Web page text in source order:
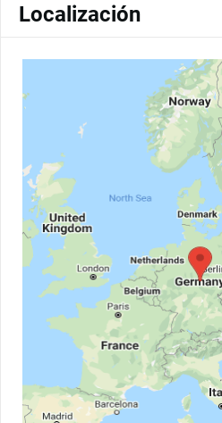
Localización